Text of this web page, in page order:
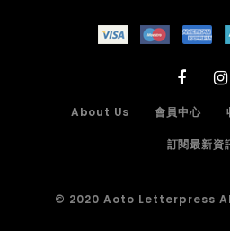
About Us 會員中心
訂閱最新資
© 2020 Aoto Letterpress